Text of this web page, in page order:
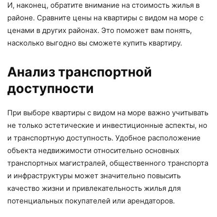
И, наконец, обратите внимание на стоимость жилья в
районе. Сравните цены на квартиры с видом на море с
ценами в других районах. Это поможет вам понять,
насколько выгодно вы сможете купить квартиру.
Анализ транспортной
доступности
При выборе квартиры с видом на море важно учитывать
не только эстетические и инвестиционные аспекты, но
и транспортную доступность. Удобное расположение
объекта недвижимости относительно основных
транспортных магистралей, общественного транспорта
и инфраструктуры может значительно повысить
качество жизни и привлекательность жилья для
потенциальных покупателей или арендаторов.